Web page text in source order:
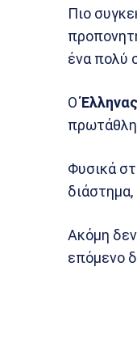
Πιο
ένα πολύ
ΟΈλληνας
Φυσικά
Ακόμη
επόμενο